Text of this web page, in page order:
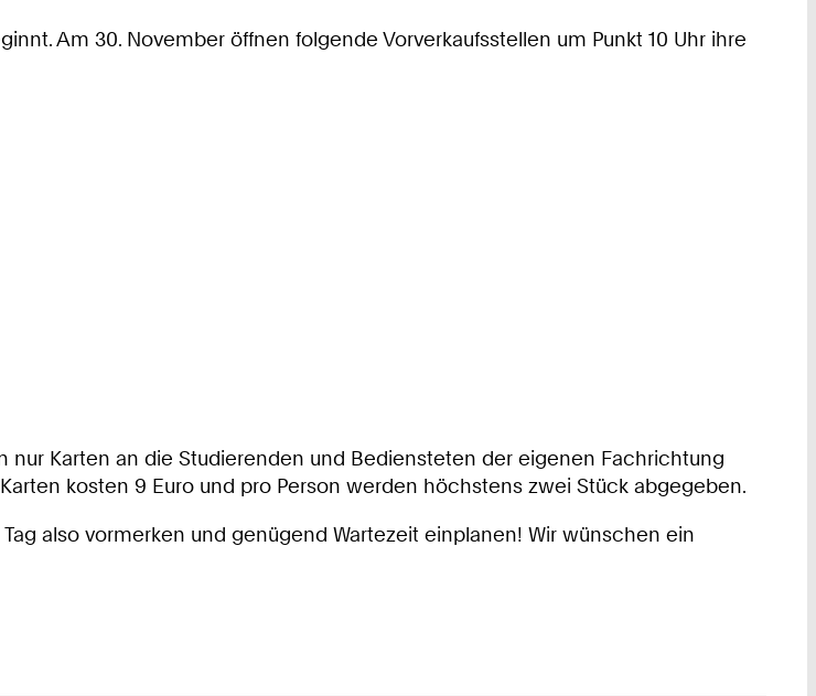
Am 30. November öffnen folgende Vorverkaufsstellen um Punkt 10 Uhr ihre
Karten an die Studierenden und Bediensteten der eigenen Fachrichtung
kosten 9 Euro und pro Person werden höchstens zwei Stück abgegeben.
also vormerken und genügend Wartezeit einplanen! Wir wünschen ein